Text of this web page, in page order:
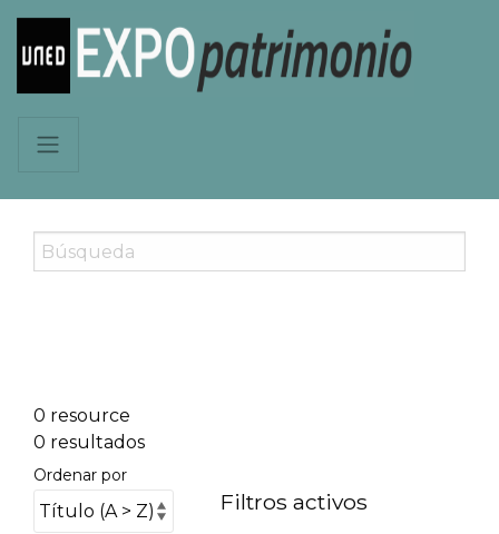
0 resource
0 resultados
Ordenar por
Filtros activos